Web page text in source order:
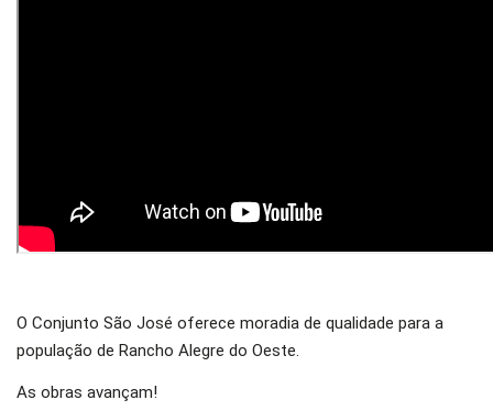
O Conjunto São José oferece moradia de qualidade para a
população de Rancho Alegre do Oeste.
As obras avançam!